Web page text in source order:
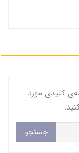
کلیدی مورد
جستجو